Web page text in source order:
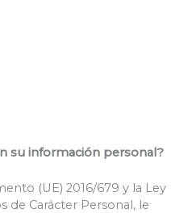
su información personal?
(UE) 2016/679 y la Ley
de Carácter Personal, le